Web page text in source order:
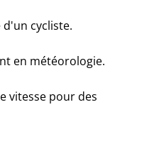
cycliste.
en météorologie.
vitesse pour des